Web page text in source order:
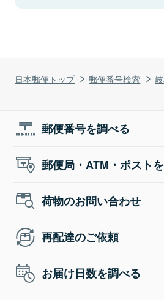
日本郵便トップ 郵便番号検索
郵便番号を調べる
郵便局・ATM・ポスト
荷物のお問い合わせ
再配達のご依頼
お届け日数を調べる